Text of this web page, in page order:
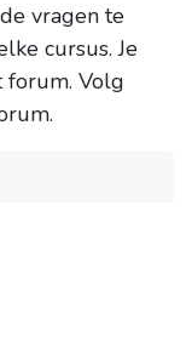
vragen te
cursus. Je
forum. Volg